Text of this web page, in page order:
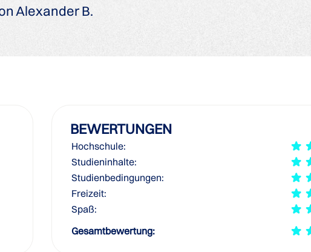
Alexander B.
BEWERTUNGEN
Hochschule:
Studieninhalte:
Studienbedingungen:
Freizeit:
Spaß:
Gesamtbewertung: